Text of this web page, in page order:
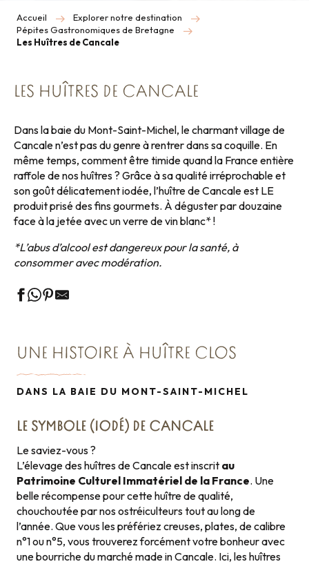
Accueil
Explorer notre destination
Pépites Gastronomiques de Bretagne
Les Huîtres de Cancale
LES HUÎTRES DE CANCALE
Dans la baie du Mont-Saint-Michel, le charmant village de
Cancale n’est pas du genre à rentrer dans sa coquille. En
même temps, comment être timide quand la France entière
raffole de nos huîtres ? Grâce à sa qualité irréprochable et
son goût délicatement iodée, l’huître de Cancale est LE
produit prisé des fins gourmets. À déguster par douzaine
face à la jetée avec un verre de vin blanc* !
*L’abus d’alcool est dangereux pour la santé, à
consommer avec modération.
UNE HISTOIRE À HUÎTRE CLOS
DANS LA BAIE DU MONT-SAINT-MICHEL
LE SYMBOLE (IODÉ) DE CANCALE
Le saviez-vous ?
L’élevage des huîtres de Cancale est inscrit au
Patrimoine Culturel Immatériel de la France. Une
belle récompense pour cette huître de qualité,
chouchoutée par nos ostréiculteurs tout au long de
l’année. Que vous les préfériez creuses, plates, de calibre
n°1 ou n°5, vous trouverez forcément votre bonheur avec
une bourriche du marché made in Cancale. Ici, les huîtres